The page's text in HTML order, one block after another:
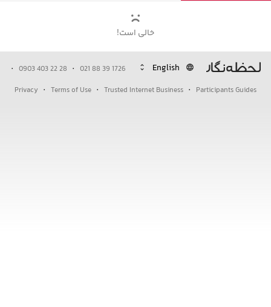
خالی است!
language
unfold_more
021 88 39 1726
·
0903 403 22 28
·
Participants Guides
·
Trusted Internet Business
·
Terms of Use
·
Privacy